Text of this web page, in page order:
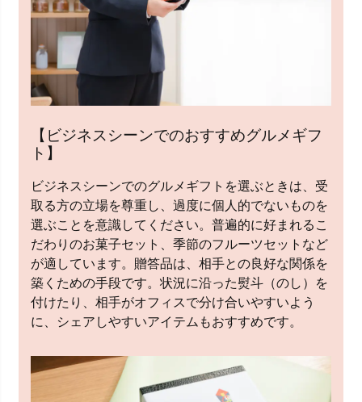
【ビジネスシーンでのおすすめグルメギフ
ト】
ビジネスシーンでのグルメギフトを選ぶときは、受
取る方の立場を尊重し、過度に個人的でないものを
選ぶことを意識してください。普遍的に好まれるこ
だわりのお菓子セット、季節のフルーツセットなど
が適しています。贈答品は、相手との良好な関係を
築くための手段です。状況に沿った熨斗（のし）を
付けたり、相手がオフィスで分け合いやすいよう
に、シェアしやすいアイテムもおすすめです。